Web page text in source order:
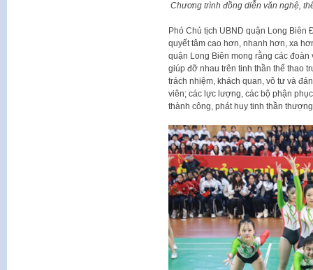
Chương trình đồng diễn văn nghệ,
Phó Chủ tịch UBND quận Long
quyết tâm cao hơn, nhanh hơn, xa
quận Long Biên mong rằng các
giúp đỡ nhau trên tinh thần thể thao
trách nhiệm, khách quan, vô tư và
viên; các lực lượng, các bộ phận
thành công, phát huy tinh thần